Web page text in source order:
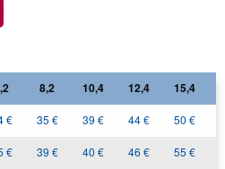
8,2 10,4 12,4 15,4
€ 35 € 39 € 44 € 50 €
€ 39 € 40 € 46 € 55 €